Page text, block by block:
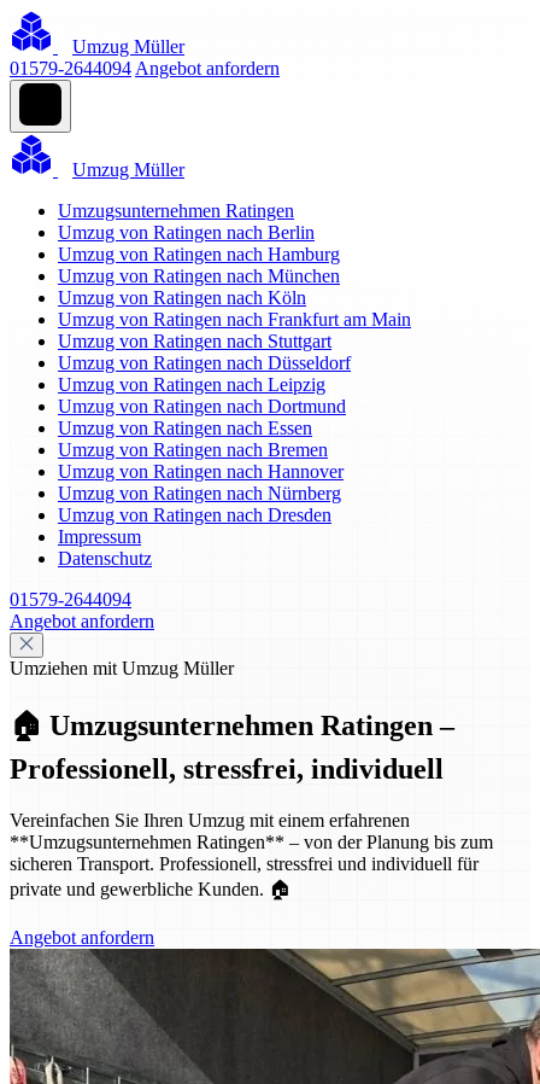
Umzug Müller
01579-2644094 Angebot anfordern
Umzug Müller
Umzugsunternehmen Ratingen
Umzug von Ratingen nach Berlin
Umzug von Ratingen nach Hamburg
Umzug von Ratingen nach München
Umzug von Ratingen nach Köln
Umzug von Ratingen nach Frankfurt am Main
Umzug von Ratingen nach Stuttgart
Umzug von Ratingen nach Düsseldorf
Umzug von Ratingen nach Leipzig
Umzug von Ratingen nach Dortmund
Umzug von Ratingen nach Essen
Umzug von Ratingen nach Bremen
Umzug von Ratingen nach Hannover
Umzug von Ratingen nach Nürnberg
Umzug von Ratingen nach Dresden
Impressum
Datenschutz
01579-2644094
Angebot anfordern
Umziehen mit Umzug Müller
🏠 Umzugsunternehmen Ratingen –
Professionell, stressfrei, individuell
Vereinfachen Sie Ihren Umzug mit einem erfahrenen
**Umzugsunternehmen Ratingen** – von der Planung bis zum
sicheren Transport. Professionell, stressfrei und individuell für
private und gewerbliche Kunden. 🏠
Angebot anfordern